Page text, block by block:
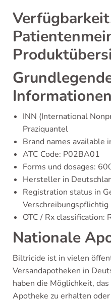
INN (International
Praziquantel
Brand names available
ATC Code: P02BA01
Forms und dosages:
Hersteller in
Registration status in
Verschreibungspflichtig
OTC / Rx classification:
Nationale
Biltricide ist in vielen
Versandapotheken in
haben die Möglichkeit,
Apotheke zu erhalten